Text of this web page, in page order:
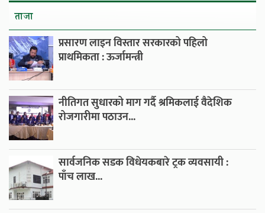
ताजा
प्रसारण लाइन विस्तार सरकारको पहिलो
प्राथमिकता : ऊर्जामन्त्री
नीतिगत सुधारको माग गर्दै श्रमिकलाई वैदेशिक
रोजगारीमा पठाउन...
सार्वजनिक सडक विधेयकबारे ट्रक व्यवसायी :
पाँच लाख...